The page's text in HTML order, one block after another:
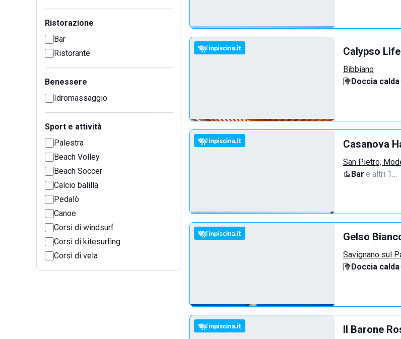
Ristorazione
Bar
Ristorante
Benessere
Idromassaggio
Sport e attività
Palestra
Beach Volley
Beach Soccer
Calcio balilla
Pedalò
Canoe
Corsi di windsurf
Corsi di kitesurfing
Corsi di vela
Calypso
Bibbiano
Doccia calda·
Casanova
San Pietro,
Bar·e altri 1…
Gelso
Savignano sul
Doccia calda·
Il Barone